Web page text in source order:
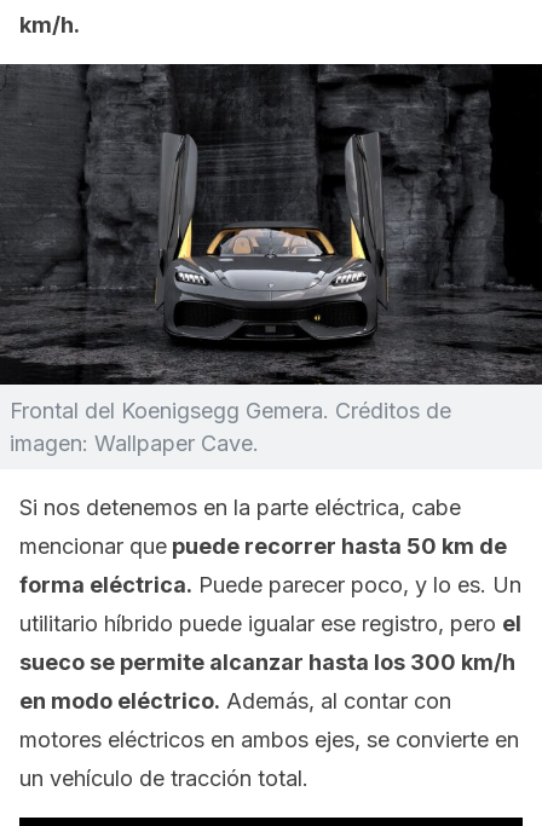
km/h.
Frontal del Koenigsegg Gemera. Créditos de
imagen: Wallpaper Cave.
Si nos detenemos en la parte eléctrica, cabe
mencionar que puede recorrer hasta 50 km de
forma eléctrica. Puede parecer poco, y lo es. Un
utilitario híbrido puede igualar ese registro, pero el
sueco se permite alcanzar hasta los 300 km/h
en modo eléctrico. Además, al contar con
motores eléctricos en ambos ejes, se convierte en
un vehículo de tracción total.